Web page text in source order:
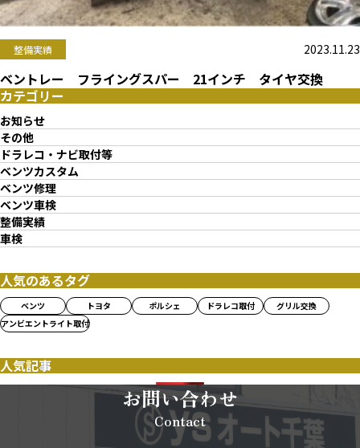
整備実績 2023.11.23
ベントレー フライングスパー 21インチ タイヤ交換
カテゴリー
お知らせ
その他
ドラレコ・ナビ取付等
ベンツカスタム
ベンツ修理
ベンツ車検
整備実績
車検
人気のあるタグ
ベンツ トヨタ ポルシェ ドラレコ取付
グリル交換
アンビエントライト取付
人気記事
お問い合わせ
Contact